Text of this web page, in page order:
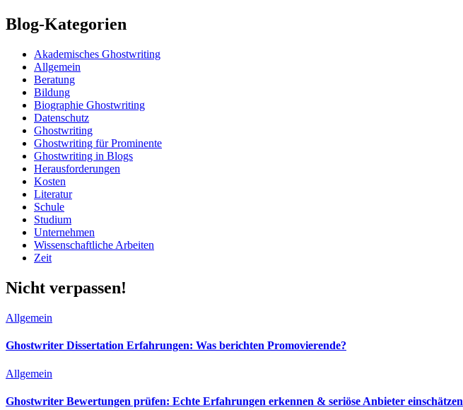
Blog-Kategorien
Akademisches Ghostwriting
Allgemein
Beratung
Bildung
Biographie Ghostwriting
Datenschutz
Ghostwriting
Ghostwriting für Prominente
Ghostwriting in Blogs
Herausforderungen
Kosten
Literatur
Schule
Studium
Unternehmen
Wissenschaftliche Arbeiten
Zeit
Nicht verpassen!
Allgemein
Ghostwriter Dissertation Erfahrungen: Was berichten Promovierende?
Allgemein
Ghostwriter Bewertungen prüfen: Echte Erfahrungen erkennen & seriöse Anbieter einschätzen